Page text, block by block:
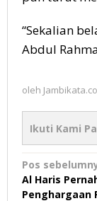
“Sekalian
Abdul
oleh
Ikuti Kami
pos
Pos
Al Haris
Penghargaan